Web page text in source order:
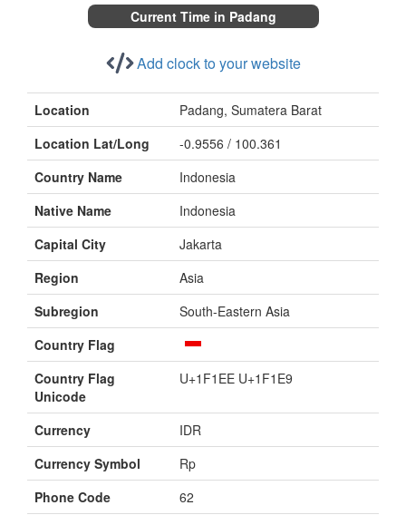
Current Time in Padang
Add clock to your website
Location
Padang, Sumatera Barat
Location Lat/Long
-0.9556 / 100.361
Country Name
Indonesia
Native Name
Indonesia
Capital City
Jakarta
Region
Asia
Subregion
South-Eastern Asia
Country Flag
Country Flag
Unicode
U+1F1EE U+1F1E9
Currency
IDR
Currency Symbol
Rp
Phone Code
62